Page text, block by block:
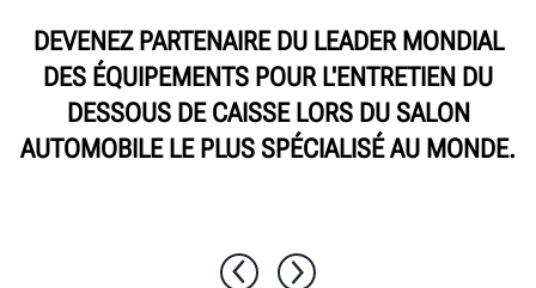
DEVENEZ PARTENAIRE DU LEADER MONDIAL
DES ÉQUIPEMENTS POUR L'ENTRETIEN DU
DESSOUS DE CAISSE LORS DU SALON
AUTOMOBILE LE PLUS SPÉCIALISÉ AU MONDE.